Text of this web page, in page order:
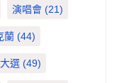
演唱會 (21)
蘭 (44)
選 (49)